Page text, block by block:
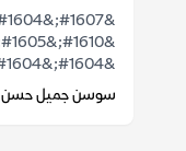
&#1604;&#1604;&#1605;&#1585;&#1590;...
سوسن جميل حسن